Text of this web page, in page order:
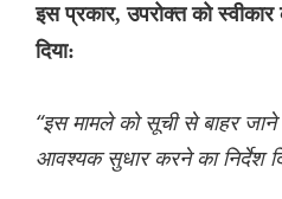
इस प्रकार, उपरोक्त को
दिया:
“इस मामले को सूची से बाहर जाने
आवश्यक सुधार करने का निर्देश